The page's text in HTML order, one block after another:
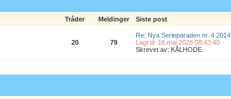
Tråder Meldinger Siste post
20 79
Re: Nya Serieparaden nr. 4 2014
Lagt til: 16.mai.2026 08:43:40
Skrevet av: KÅLHODE